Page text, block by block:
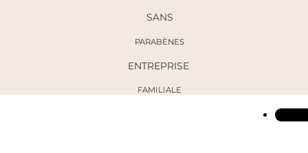
SANS
PARABÈNES
ENTREPRISE
FAMILIALE